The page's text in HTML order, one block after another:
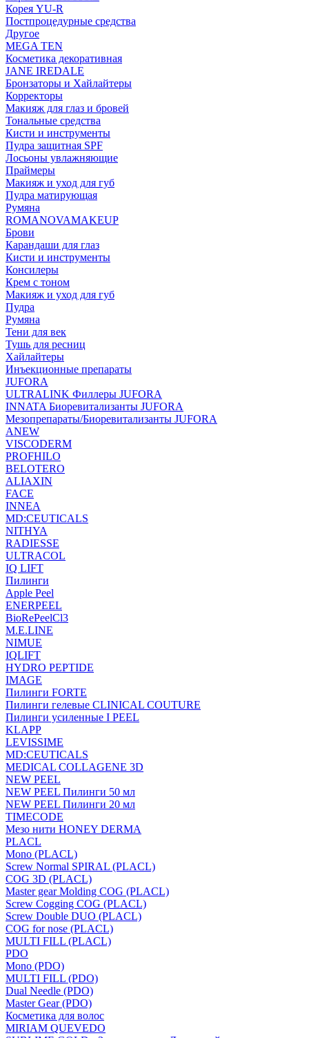
Корея YU-R
Постпроцедурные средства
Другое
MEGA TEN
Косметика декоративная
JANE IREDALE
Бронзаторы и Хайлайтеры
Корректоры
Макияж для глаз и бровей
Тональные средства
Кисти и инструменты
Пудра защитная SPF
Лосьоны увлажняющие
Праймеры
Макияж и уход для губ
Пудра матирующая
Румяна
ROMANOVAMAKEUP
Брови
Карандаши для глаз
Кисти и инструменты
Консилеры
Крем с тоном
Макияж и уход для губ
Пудра
Румяна
Тени для век
Тушь для ресниц
Хайлайтеры
Инъекционные препараты
JUFORA
ULTRALINK Филлеры JUFORA
INNATA Биоревитализанты JUFORA
Мезопрепараты/Биоревитализанты JUFORA
ANEW
VISCODERM
PROFHILO
BELOTERO
ALIAXIN
FACE
INNEA
MD:CEUTICALS
NITHYA
RADIESSE
ULTRACOL
IQ LIFT
Пилинги
Apple Peel
ENERPEEL
BioRePeelCl3
M.E.LINE
NIMUE
IQLIFT
HYDRO PEPTIDE
IMAGE
Пилинги FORTE
Пилинги гелевые CLINICAL COUTURE
Пилинги усиленные I PEEL
KLAPP
LEVISSIME
MD:CEUTICALS
MEDICAL COLLAGENE 3D
NEW PEEL
NEW PEEL Пилинги 50 мл
NEW PEEL Пилинги 20 мл
TIMECODE
Мезо нити HONEY DERMA
PLACL
Mono (PLACL)
Screw Normal SPIRAL (PLACL)
COG 3D (PLACL)
Master gear Molding COG (PLACL)
Screw Cogging COG (PLACL)
Screw Double DUO (PLACL)
COG for nose (PLACL)
MULTI FILL (PLACL)
PDO
Mono (PDO)
MULTI FILL (PDO)
Dual Needle (PDO)
Master Gear (PDO)
Косметика для волос
MIRIAM QUEVEDO